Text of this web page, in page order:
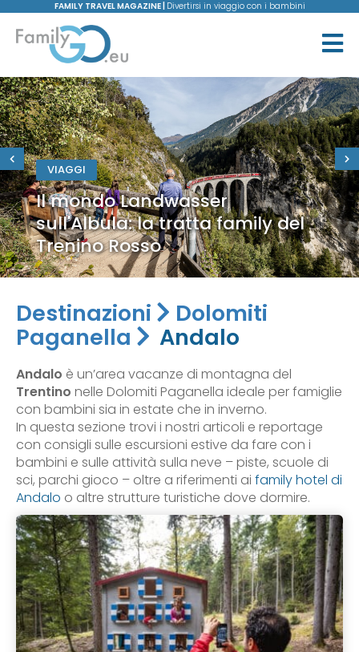
FAMILY TRAVEL MAGAZINE | Divertirsi in viaggio con i bambini
VIAGGI
Il mondo Landwasser
sull'Albula: la tratta family del
Trenino Rosso
Destinazioni
Dolomiti
Paganella
Andalo
Andalo è un’area vacanze di montagna del
Trentino nelle Dolomiti Paganella ideale per famiglie
con bambini sia in estate che in inverno.
In questa sezione trovi i nostri articoli e reportage
con consigli sulle escursioni estive da fare con i
bambini e sulle attività sulla neve – piste, scuole di
sci, parchi gioco – oltre a riferimenti ai family hotel di
Andalo o altre strutture turistiche dove dormire.